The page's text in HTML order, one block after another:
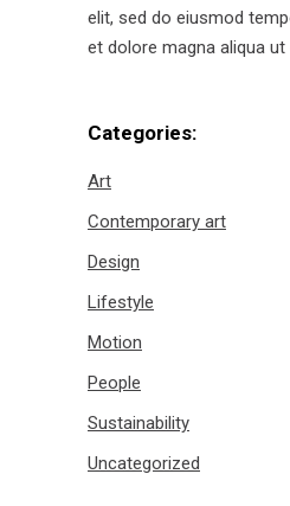
elit, sed do eiusmod
et dolore magna aliqua ut
Categories:
Art
Contemporary art
Design
Lifestyle
Motion
People
Sustainability
Uncategorized